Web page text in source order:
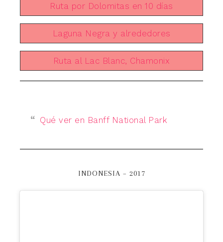
Ruta por Dolomitas en 10 días
Laguna Negra y alrededores
Ruta al Lac Blanc, Chamonix
Qué ver en Banff National Park
INDONESIA – 2017